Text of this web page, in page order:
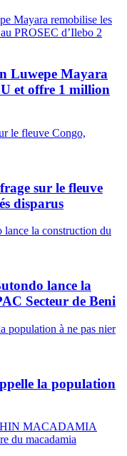
Luwepe Mayara
et offre 1 million
sur le fleuve
disparus
lance la
Secteur de Beni
la population